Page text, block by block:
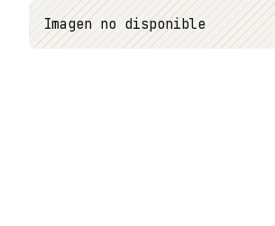
Imagen no disponible